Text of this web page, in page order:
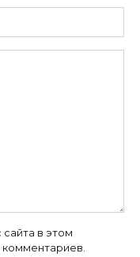
в этом